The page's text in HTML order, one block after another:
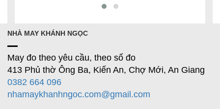
NHÀ MAY KHÁNH NGỌC
May đo theo yêu cầu, theo số đo
413 Phủ thờ Ông Ba, Kiến An, Chợ Mới, An Giang
0382 664 096
nhamaykhanhngoc.com@gmail.com